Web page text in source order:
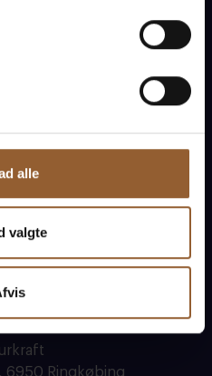
alle
valgte
6950 Ringkøbing